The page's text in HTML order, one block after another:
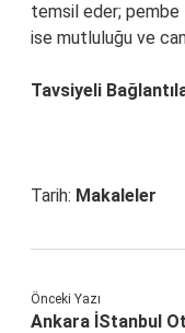
temsil eder; pembe
ise mutluluğu ve
Tavsiyeli
Tarih: Makaleler
Önceki Yazı
Ankara İStanbul